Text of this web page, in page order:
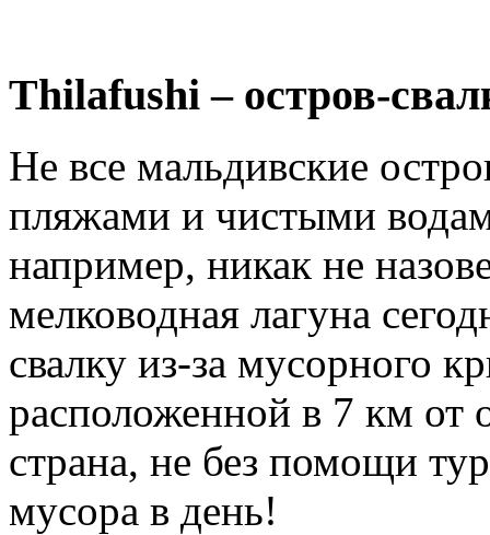
Thilafushi – остров-
Не все мальдивские
пляжами и чистыми
например, никак не
мелководная лагуна
свалку из-за мусорного
расположенной в 7 км от
страна, не без помощи
мусора в день!